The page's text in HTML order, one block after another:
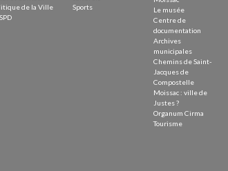
de la Ville
Sports
Le musée
Centre de
documentation
Archives
municipales
Chemins de Saint-
Jacques de
Compostelle
Moissac : ville de
Justes ?
Organum Cirma
Tourisme